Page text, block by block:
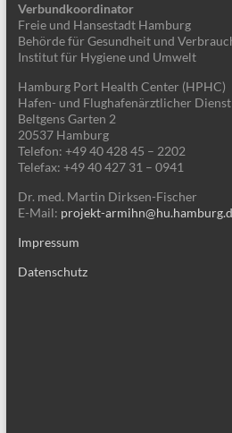
Verbundkoordinator
Freie und Hansestadt Hamburg
Behörde für Gesundheit und
Institut für Hygiene und Umwelt
Hamburg Port Health Center (HPHC)
Hafen- und Flughafenärztlicher Dienst
Beltgens Garten 2
20537 Hamburg
Telefon: +49 40 428 45 – 2202
Telefax: +49 40 427 31 – 0941
Dr. med. Martin Dirksen-Fischer
E-Mail: projekt-
Impressum
Datenschutz